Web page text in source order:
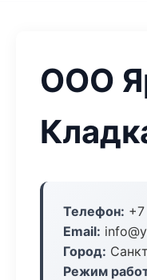
ООО
Телефон:
Email:
Город:
Режим